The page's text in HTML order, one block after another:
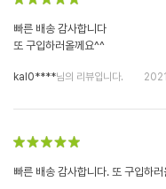
빠른 배송 감사합니다
또 구입하러올께요^^
kal0****님의 리뷰입니다.
빠른 배송 감사합니다. 또 구입하